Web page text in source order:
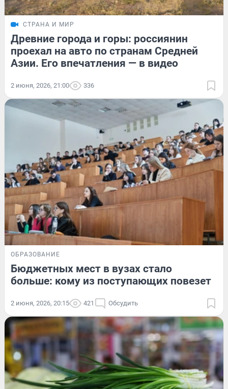
СТРАНА И МИР
Древние города и горы: россиянин
проехал на авто по странам Средней
Азии. Его впечатления — в видео
2 июня, 2026, 21:00 336
ОБРАЗОВАНИЕ
Бюджетных мест в вузах стало
больше: кому из поступающих повезет
2 июня, 2026, 20:15 421 Обсудить